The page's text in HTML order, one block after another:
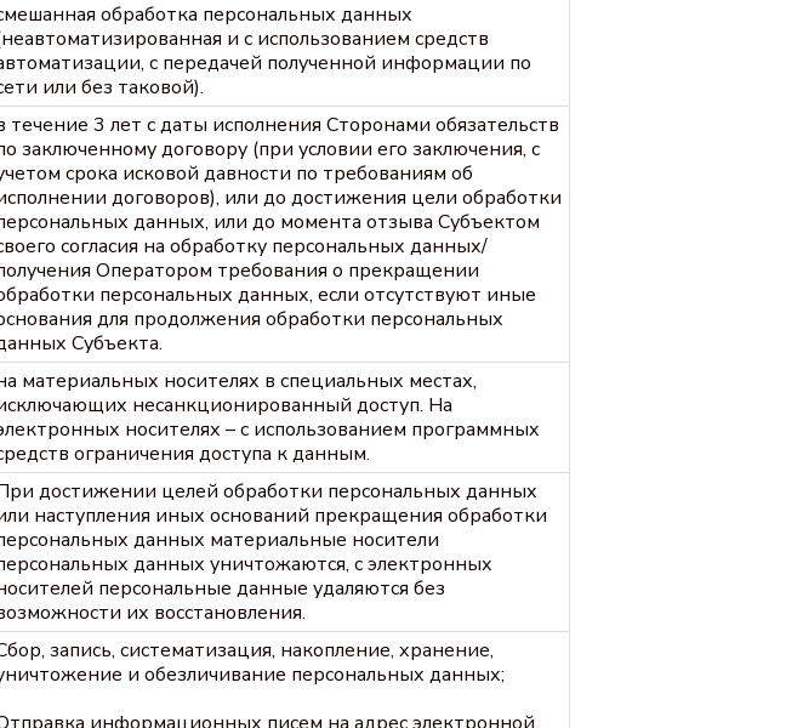
обработка персональных данных
и с использованием средств
с передачей полученной информации по
или без таковой).
течение 3 лет с даты исполнения Сторонами обязательств
заключенному договору (при условии его заключения, с
срока исковой давности по требованиям об
договоров), или до достижения цели обработки
данных, или до момента отзыва Субъектом
согласия на обработку персональных данных/
Оператором требования о прекращении
персональных данных, если отсутствуют иные
для продолжения обработки персональных
Субъекта.
материальных носителях в специальных местах,
несанкционированный доступ. На
носителях – с использованием программных
ограничения доступа к данным.
достижении целей обработки персональных данных
наступления иных оснований прекращения обработки
данных материальные носители
данных уничтожаются, с электронных
персональные данные удаляются без
их восстановления.
запись, систематизация, накопление, хранение,
и обезличивание персональных данных;